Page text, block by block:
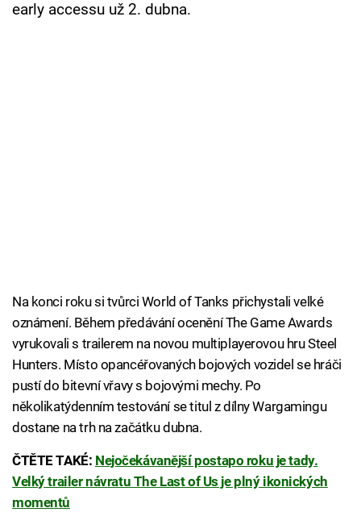
early accessu už 2. dubna.
Na konci roku si tvůrci World of Tanks přichystali velké
oznámení. Během předávání ocenění The Game Awards
vyrukovali s trailerem na novou multiplayerovou hru Steel
Hunters. Místo opancéřovaných bojových vozidel se hráči
pustí do bitevní vřavy s bojovými mechy. Po
několikatýdenním testování se titul z dílny Wargamingu
dostane na trh na začátku dubna.
ČTĚTE TAKÉ: Nejočekávanější postapo roku je tady.
Velký trailer návratu The Last of Us je plný ikonických
momentů